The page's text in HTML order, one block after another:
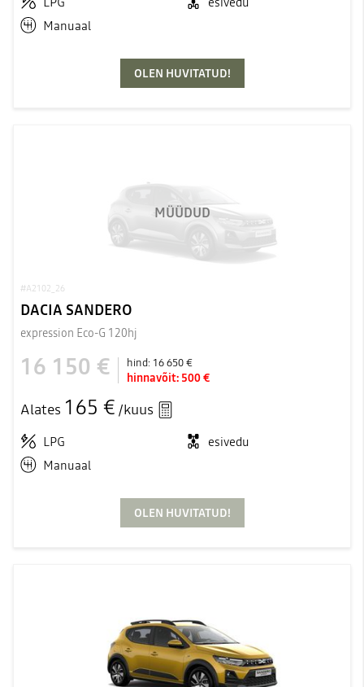
Manuaal
OLEN HUVITATUD!
#A2102_26
MÜÜDUD
DACIA SANDERO
expression Eco-G 120hj
16 150 € hind: 16 650 €
hinnavõit: 500 €
Alates 165 € /kuus
LPG
esivedu
Manuaal
OLEN HUVITATUD!